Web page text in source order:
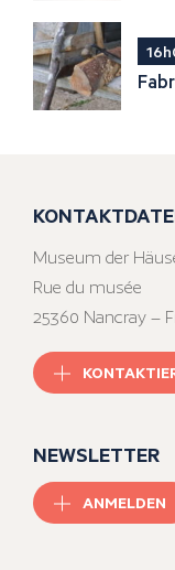
Museum der
Rue du musée
25360 Nancray –
NEWSLETTER
ANMELDEN